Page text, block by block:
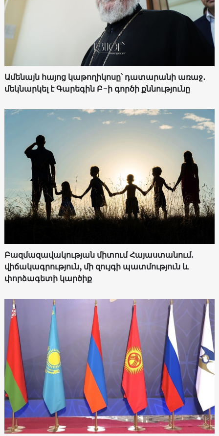
Ամենայն հայոց կաթողիկոսը՝ դատարանի առաջ․
մեկնարկել է Գարեգին Բ-ի գործի քննությունը
Բազմազավակության միտում Հայաստանում.
վիճակագրություն, մի զույգի պատմություն և
փորձագետի կարծիք